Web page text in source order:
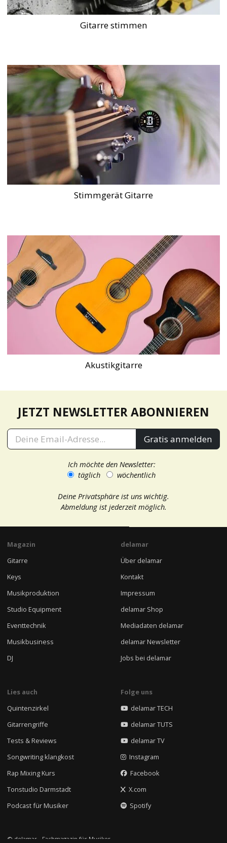
Gitarre stimmen
Stimmgerät Gitarre
Akustikgitarre
JETZT NEWSLETTER ABONNIEREN
Gratis anmelden
Ich möchte den Newsletter:
täglich
wöchentlich
Deine Privatsphäre ist uns wichtig.
Abmeldung ist jederzeit möglich.
Magazin
Gitarre
Keys
Musikproduktion
Studio Equipment
Eventtechnik
Musikbusiness
DJ
delamar
Über delamar
Kontakt
Impressum
delamar Shop
Mediadaten delamar
delamar Newsletter
Jobs bei delamar
Lies auch
Quintenzirkel
Gitarrengriffe
Tests & Reviews
Songwriting klangkost
Rap Mixing Kurs
Tonstudio Darmstadt
Podcast für Musiker
Folge uns
delamar TECH
delamar TUTS
delamar TV
Instagram
Facebook
X.com
Spotify
© delamar - Fachmagazin für Musiker